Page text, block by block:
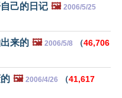
己的日记 🖼️ 2006/5/25
来的 🖼️ 2006/5/8 （46,706
🖼️ 2006/4/26 （41,617